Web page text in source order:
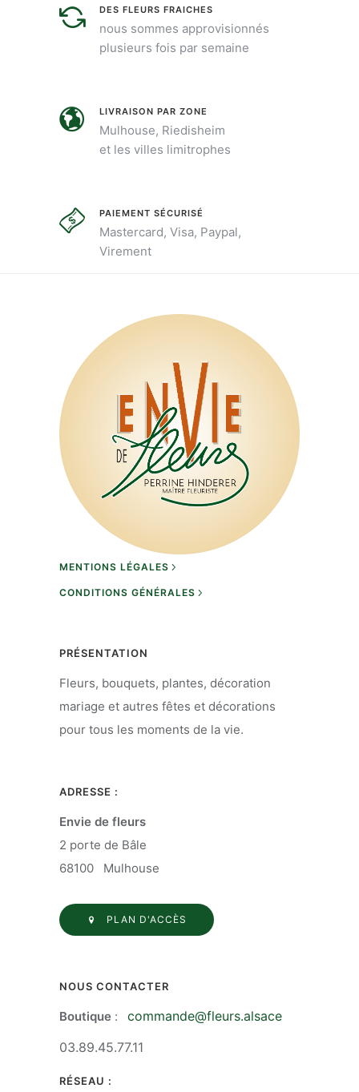
DES FLEURS FRAICHES
nous sommes approvisionnés
plusieurs fois par semaine
LIVRAISON PAR ZONE
Mulhouse, Riedisheim
et les villes limitrophes
PAIEMENT SÉCURISÉ
Mastercard, Visa, Paypal,
Virement
MENTIONS LÉGALES
CONDITIONS GÉNÉRALES
PRÉSENTATION
Fleurs, bouquets, plantes, décoration
mariage et autres fêtes et décorations
pour tous les moments de la vie.
ADRESSE :
Envie de fleurs
2 porte de Bâle
68100 Mulhouse
PLAN D'ACCÈS
NOUS CONTACTER
Boutique :
commande@fleurs.alsace
03.89.45.77.11
RÉSEAU :